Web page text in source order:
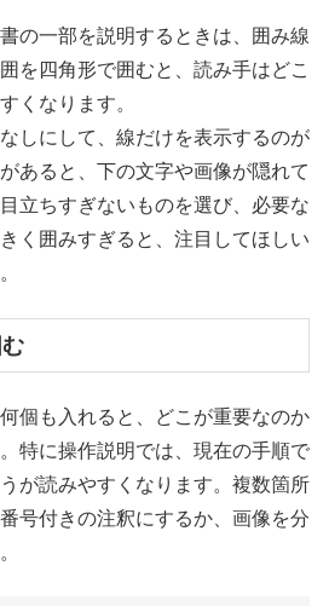
の一部を説明するときは、囲み線
を四角形で囲むと、読み手はどこ
くなります。
しにして、線だけを表示するのが
あると、下の文字や画像が隠れて
立ちすぎないものを選び、必要な
く囲みすぎると、注目してほしい
個も入れると、どこが重要なのか
特に操作説明では、現在の手順で
が読みやすくなります。複数箇所
号付きの注釈にするか、画像を分